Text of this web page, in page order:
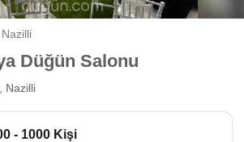
Nazilli
Düğün Salonu
Yeşilyurt, Nazilli
- 1000 Kişi